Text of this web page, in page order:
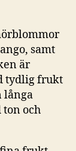
samt
är
tydlig frukt
långa
ton och